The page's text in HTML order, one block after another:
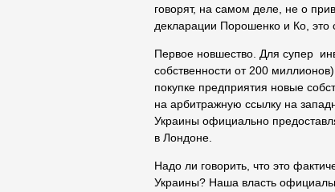
говорят, на самом деле, не о
декларации Порошенко и Ко, это
Первое новшество. Для супер
собственности от 200
покупке предприятия новые
на арбитражную ссылку на
Украины официально
в Лондоне.
Надо ли говорить, что это
Украины? Наша власть